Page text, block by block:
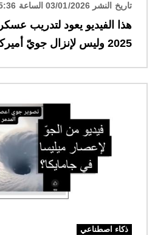
تاريخ النشر 03/01/2026 الساعة 15:36
هذا الفيديو يعود لتدريب
2025 وليس لإنزال جويّ أميركي في فنزويلا
ذكاء اصطناعي